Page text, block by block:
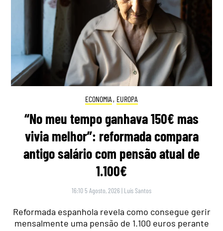
ECONOMIA , EUROPA
“No meu tempo ganhava 150€ mas
vivia melhor”: reformada compara
antigo salário com pensão atual de
1.100€
16:10 5 Agosto, 2026 | Luís Santos
Reformada espanhola revela como consegue gerir
mensalmente uma pensão de 1.100 euros perante